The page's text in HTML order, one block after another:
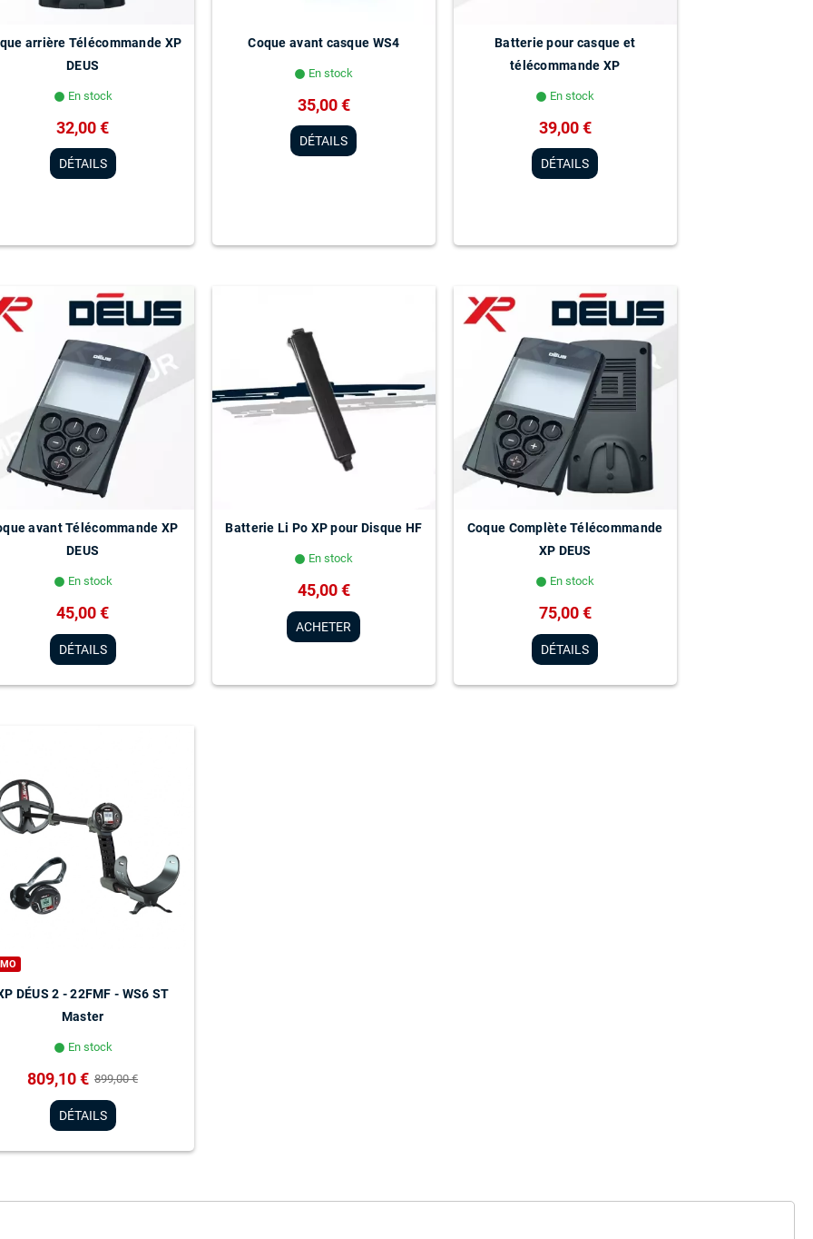
arrière Télécommande XP
DEUS
lens En stock
32,00 €
DÉTAILS
Coque avant casque WS4
lens En stock
35,00 €
DÉTAILS
Batterie pour casque et
télécommande XP
lens En stock
39,00 €
DÉTAILS
avant Télécommande XP
DEUS
lens En stock
45,00 €
DÉTAILS
Batterie Li Po XP pour Disque HF
lens En stock
45,00 €
ACHETER
Coque Complète Télécommande
XP DEUS
lens En stock
75,00 €
DÉTAILS
DÉUS 2 - 22FMF - WS6 ST
Master
lens En stock
809,10 € 899,00 €
DÉTAILS